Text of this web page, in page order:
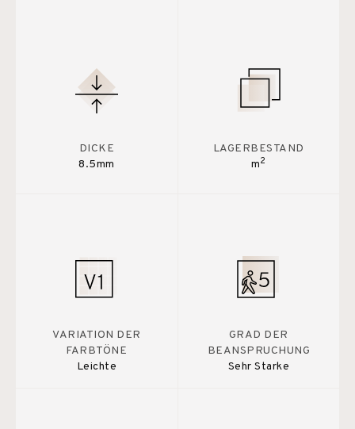
DICKE
8.5mm
LAGERBESTAND
m2
VARIATION DER
FARBTÖNE
Leichte
GRAD DER
BEANSPRUCHUNG
Sehr Starke